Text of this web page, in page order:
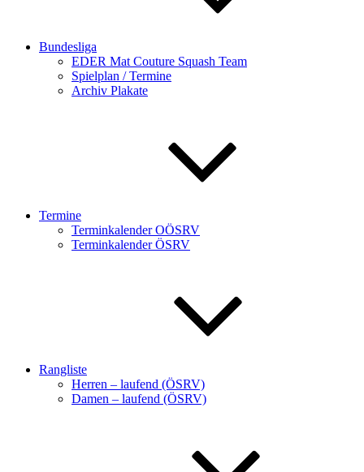
Bundesliga
EDER Mat Couture Squash Team
Spielplan / Termine
Archiv Plakate
Termine
Terminkalender OÖSRV
Terminkalender ÖSRV
Rangliste
Herren – laufend (ÖSRV)
Damen – laufend (ÖSRV)